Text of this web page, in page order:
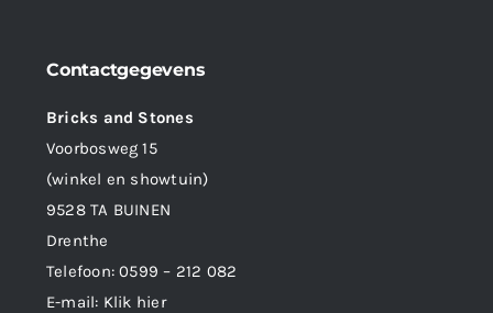
Contactgegevens
Bricks and Stones
Voorbosweg 15
(winkel en showtuin)
9528 TA BUINEN
Drenthe
Telefoon:0599 – 212 082
E-mail: Klik hier